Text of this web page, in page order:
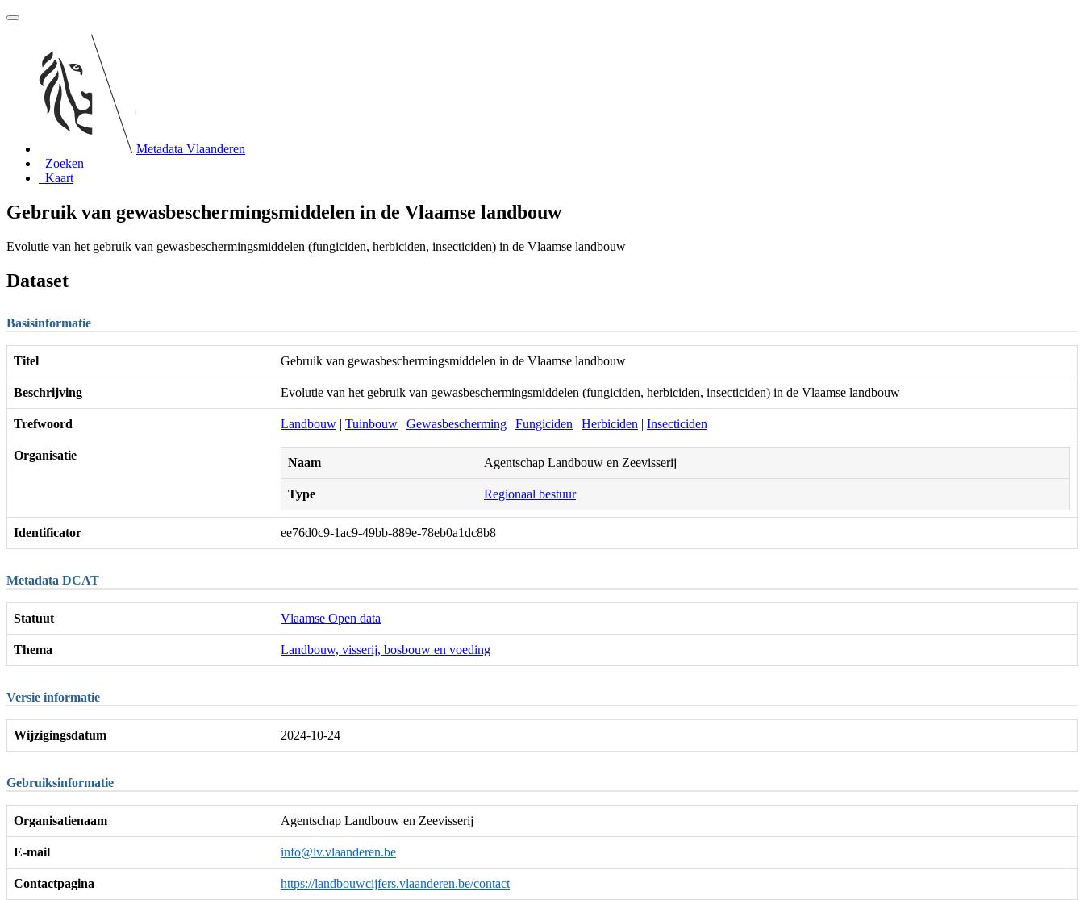
Metadata Vlaanderen
Zoeken
Kaart
Gebruik van gewasbeschermingsmiddelen in de Vlaamse landbouw
Evolutie van het gebruik van gewasbeschermingsmiddelen (fungiciden, herbiciden, insecticiden) in de Vlaamse landbouw
Dataset
Basisinformatie
Titel Gebruik van gewasbeschermingsmiddelen in de Vlaamse landbouw
Beschrijving Evolutie van het gebruik van gewasbeschermingsmiddelen (fungiciden, herbiciden, insecticiden) in de Vlaamse landbouw
Trefwoord Landbouw | Tuinbouw | Gewasbescherming | Fungiciden | Herbiciden | Insecticiden
Organisatie
Naam Agentschap Landbouw en Zeevisserij
Type Regionaal bestuur
Identificator ee76d0c9-1ac9-49bb-889e-78eb0a1dc8b8
Metadata DCAT
Statuut Vlaamse Open data
Thema Landbouw, visserij, bosbouw en voeding
Versie informatie
Wijzigingsdatum 2024-10-24
Gebruiksinformatie
Organisatienaam Agentschap Landbouw en Zeevisserij
E-mail info@lv.vlaanderen.be
Contactpagina https://landbouwcijfers.vlaanderen.be/contact